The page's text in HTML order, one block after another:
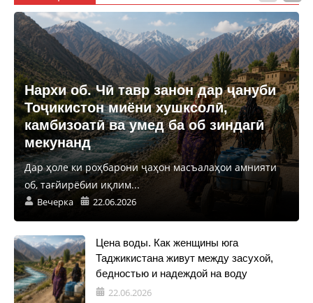
Нархи об. Чӣ тавр занон дар ҷануби
Тоҷикистон миёни хушксолӣ,
камбизоатӣ ва умед ба об зиндагӣ
мекунанд
Дар ҳоле ки роҳбарони ҷаҳон масъалаҳои амнияти
об, тағйирёбии иқлим...
Вечерка 22.06.2026
Цена воды. Как женщины юга
Таджикистана живут между засухой,
бедностью и надеждой на воду
22.06.2026